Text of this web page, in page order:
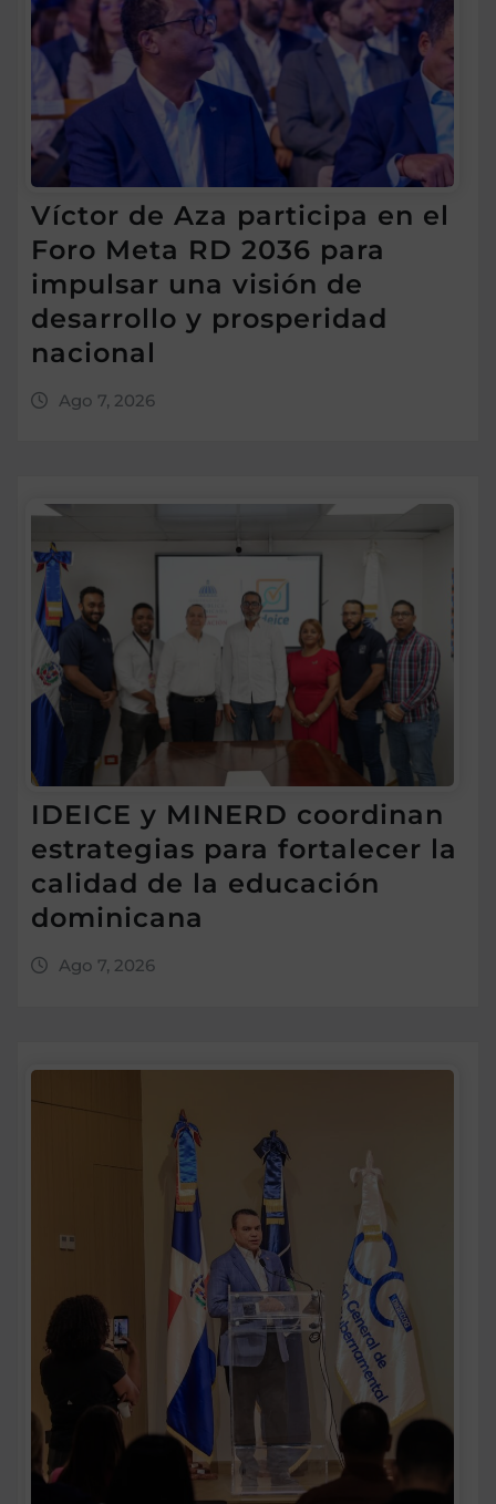
Víctor de Aza participa en el
Foro Meta RD 2036 para
impulsar una visión de
desarrollo y prosperidad
nacional
Ago 7, 2026
IDEICE y MINERD coordinan
estrategias para fortalecer la
calidad de la educación
dominicana
Ago 7, 2026